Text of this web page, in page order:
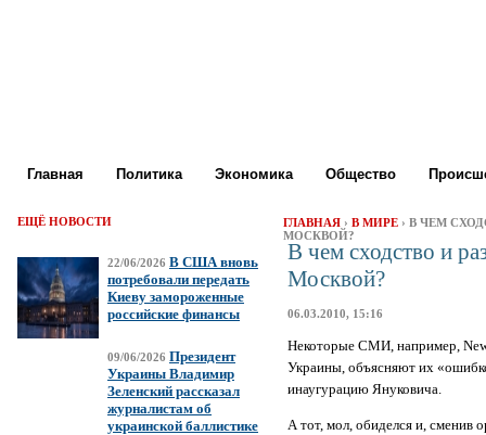
Главная Политика Экономика Общество
ЕЩЁ НОВОСТИ
22/06/2026 В США вновь
потребовали передать
Киеву замороженные
российские финансы
09/06/2026 Президент
Украины Владимир
Зеленский рассказал
журналистам об
украинской баллистике
ГЛАВНАЯ › В МИРЕ › В ЧЕМ
МОСКВОЙ?
В чем сходство и
Москвой?
06.03.2010, 15:16
Некоторые СМИ, например,
Украины, объясняют их
инаугурацию Януковича.
А тот, мол, обиделся и, сменив